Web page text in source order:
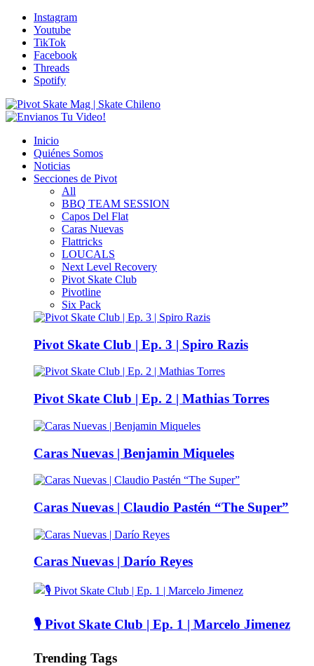
Instagram
Youtube
TikTok
Facebook
Threads
Spotify
Inicio
Quiénes Somos
Noticias
Secciones de Pivot
All
BBQ TEAM SESSION
Capos Del Flat
Caras Nuevas
Flattricks
LOUCALS
Next Level Recovery
Pivot Skate Club
Pivotline
Six Pack
Pivot Skate Club | Ep. 3 | Spiro Razis
Pivot Skate Club | Ep. 2 | Mathias Torres
Caras Nuevas | Benjamin Miqueles
Caras Nuevas | Claudio Pastén “The Super”
Caras Nuevas | Darío Reyes
🎙️ Pivot Skate Club | Ep. 1 | Marcelo Jimenez
Trending Tags